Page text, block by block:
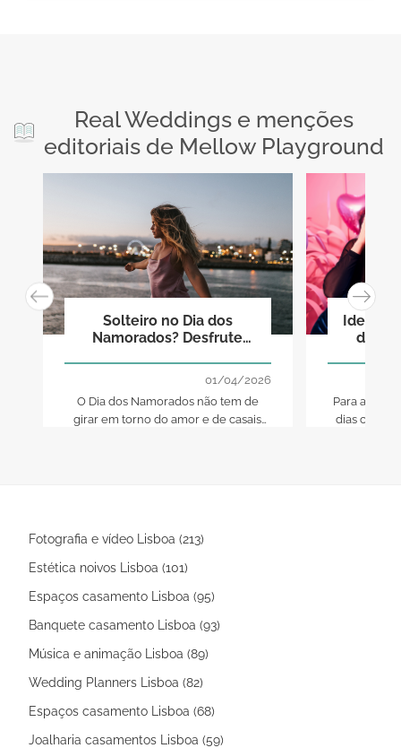
Real Weddings e menções
editoriais de Mellow Playground
Solteiro no Dia dos
Namorados? Desfrute
01/04/2026
O Dia dos Namorados não tem de
girar em torno do amor e de casais
Ideias
Para
dias como
Fotografia e vídeo Lisboa (213)
Estética noivos Lisboa (101)
Espaços casamento Lisboa (95)
Banquete casamento Lisboa (93)
Música e animação Lisboa (89)
Wedding Planners Lisboa (82)
Espaços casamento Lisboa (68)
Joalharia casamentos Lisboa (59)